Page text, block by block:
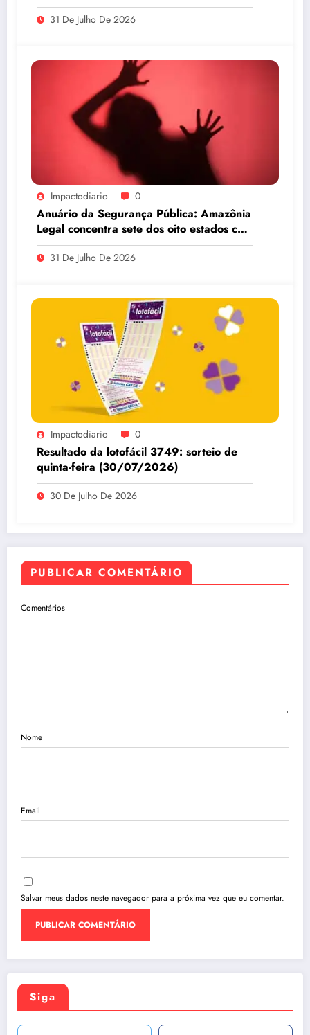
31 De Julho De 2026
Impactodiario 0
Anuário da Segurança Pública: Amazônia
Legal concentra sete dos oito estados com
maiores taxas de estupro do país
31 De Julho De 2026
Impactodiario 0
Resultado da lotofácil 3749: sorteio de
quinta-feira (30/07/2026)
30 De Julho De 2026
PUBLICAR COMENTÁRIO
Comentários
Nome
Email
Salvar meus dados neste navegador para a próxima vez que eu comentar.
Siga